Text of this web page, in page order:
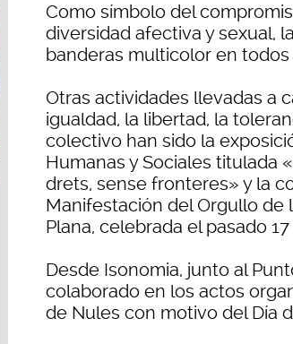
Como símbolo del
diversidad afectiva y sexual,
banderas multicolor en
Otras actividades llevadas a
igualdad, la libertad, la
colectivo han sido la
Humanas y Sociales titulada
drets, sense fronteres» y la
Manifestación del Orgullo de
Plana, celebrada el pasado
Desde Isonomia, junto al
colaborado en los actos
de Nules con motivo del Día